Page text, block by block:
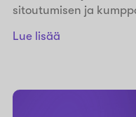
sitoutumisen ja
Lue lisää